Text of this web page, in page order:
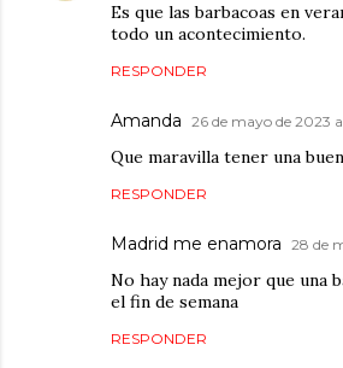
Es que las barbacoas en
todo un acontecimiento.
RESPONDER
Amanda 26 de mayo de 2023 a
Que maravilla tener una
RESPONDER
Madrid me enamora 28 de
No hay nada mejor que una
el fin de semana
RESPONDER